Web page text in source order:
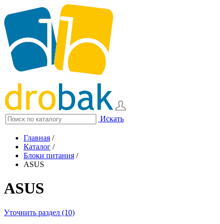
Искать
Главная /
Каталог /
Блоки питания /
ASUS
ASUS
Уточнить раздел (10)